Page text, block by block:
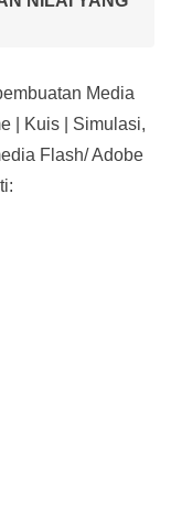
Media
| Kuis | Simulasi,
Flash/ Adobe